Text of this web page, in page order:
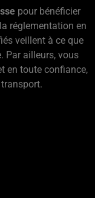
pour bénéficier
réglementation en
veillent à ce que
Par ailleurs, vous
en toute confiance,